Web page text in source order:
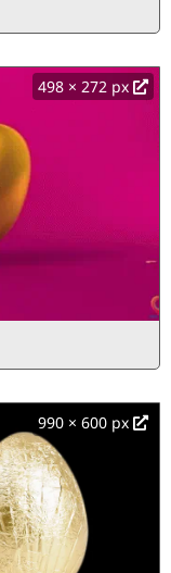
498 × 272 px
990 × 600 px